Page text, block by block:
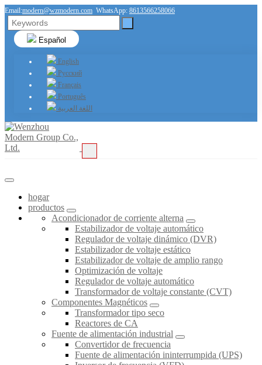
Email:modern@wzmodern.com WhatsApp: 8613566258066
Español
English
Русский
Français
Português
اللغة العربية
hogar
productos
Acondicionador de corriente alterna
Estabilizador de voltaje automático
Regulador de voltaje dinámico (DVR)
Estabilizador de voltaje estático
Estabilizador de voltaje de amplio rango
Optimización de voltaje
Regulador de voltaje automático
Transformador de voltaje constante (CVT)
Componentes Magnéticos
Transformador tipo seco
Reactores de CA
Fuente de alimentación industrial
Convertidor de frecuencia
Fuente de alimentación ininterrumpida (UPS)